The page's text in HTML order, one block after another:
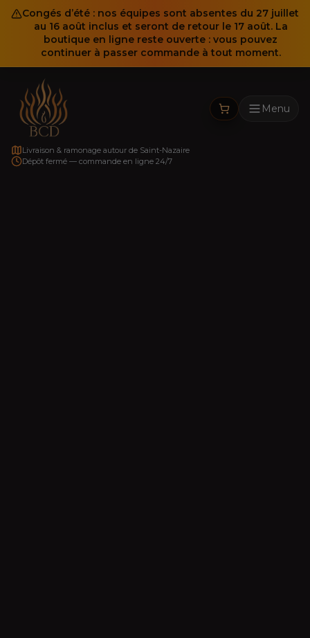
Congés d’été : nos équipes sont absentes du 27 juillet
au 16 août inclus et seront de retour le 17 août. La
boutique en ligne reste ouverte : vous pouvez
continuer à passer commande à tout moment.
Menu
Livraison & ramonage autour de Saint-Nazaire
Dépôt fermé — commande en ligne 24/7